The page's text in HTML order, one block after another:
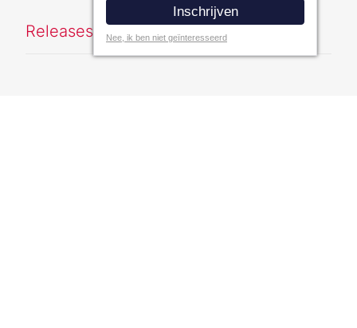
Releases informatie
Nee, ik ben niet geïnteresseerd